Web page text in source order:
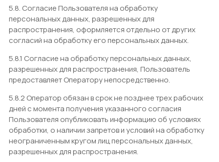
5.8. Согласие Пользователя на обработку
персональных данных, разрешенных для
распространения, оформляется отдельно от других
согласий на обработку его персональных данных.
5.8.1 Согласие на обработку персональных данных,
разрешенных для распространения, Пользователь
предоставляет Оператору непосредственно.
5.8.2 Оператор обязан в срок не позднее трех рабочих
дней с момента получения указанного согласия
Пользователя опубликовать информацию об условиях
обработки, о наличии запретов и условий на обработку
неограниченным кругом лиц персональных данных,
разрешенных для распространения.